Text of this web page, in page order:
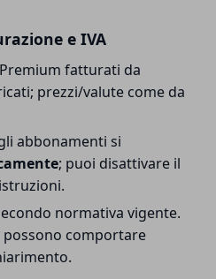
e IVA
fatturati da
prezzi/valute come da
abbonamenti si
; puoi disattivare il
normativa vigente.
comportare